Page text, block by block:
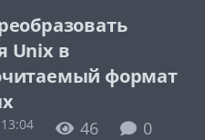
Unix в
формат
46 0